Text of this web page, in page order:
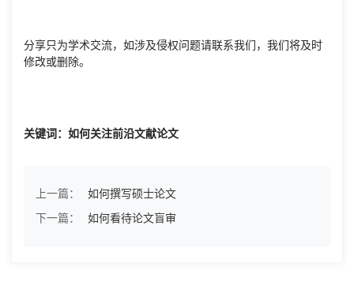
分享只为学术交流，如涉及侵权问题请联系我们，我们将及时
修改或删除。
关键词：如何关注前沿文献论文
上一篇：
如何撰写硕士论文
下一篇：
如何看待论文盲审